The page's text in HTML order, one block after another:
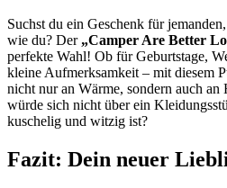
Suchst du ein Geschenk für
wie du? Der „Camper Are Better
perfekte Wahl! Ob für Geburtstage,
kleine Aufmerksamkeit – mit diesem
nicht nur an Wärme, sondern auch
würde sich nicht über ein
kuschelig und witzig ist?
Fazit: Dein neuer